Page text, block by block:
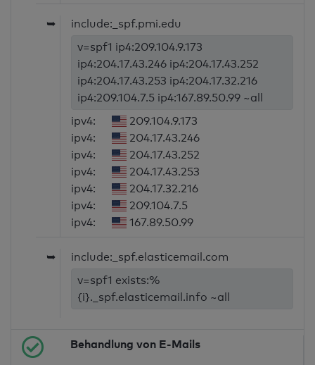
➥
include:_spf.pmi.edu
v=spf1 ip4:209.104.9.173
ip4:204.17.43.246 ip4:204.17.43.252
ip4:204.17.43.253 ip4:204.17.32.216
ip4:209.104.7.5 ip4:167.89.50.99 ~all
ipv4:
209.104.9.173
ipv4:
204.17.43.246
ipv4:
204.17.43.252
ipv4:
204.17.43.253
ipv4:
204.17.32.216
ipv4:
209.104.7.5
ipv4:
167.89.50.99
➥
include:_spf.elasticemail.com
v=spf1 exists:%
{i}._spf.elasticemail.info ~all
Behandlung von E-Mails